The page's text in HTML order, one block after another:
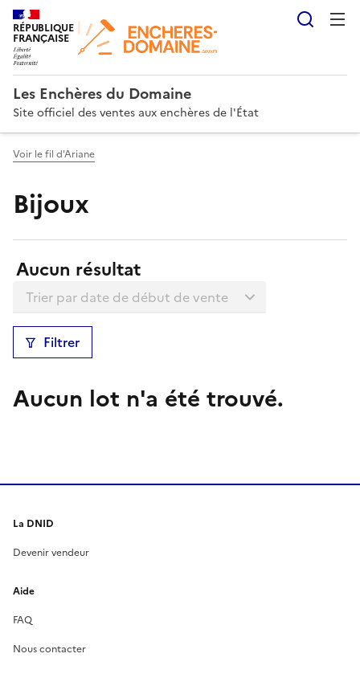
RÉPUBLIQUE
FRANÇAISE
Les Enchères du Domaine
Site officiel des ventes aux enchères de l'État
Voir le fil d'Ariane
Bijoux
Résultats:
Aucun résultat
Trier la liste
Filtrer
Aucun lot n'a été trouvé.
La DNID
Devenir vendeur
Aide
FAQ
Nous contacter